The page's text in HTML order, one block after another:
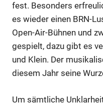
fest. Besonders
es wieder einen BRN-
Open-Air-Bühnen und
gespielt, dazu gibt es
und Klein. Der
diesem Jahr seine
Um sämtliche